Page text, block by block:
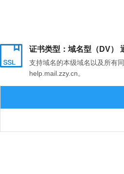
证书类型：域名型（DV）
支持域名的本级域名以及所有
help.mail.zzy.cn。